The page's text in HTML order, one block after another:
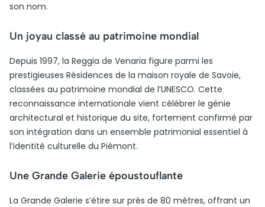
son nom.
Un joyau classé au patrimoine mondial
Depuis 1997, la Reggia de Venaria figure parmi les
prestigieuses Résidences de la maison royale de Savoie,
classées au patrimoine mondial de l’UNESCO. Cette
reconnaissance internationale vient célébrer le génie
architectural et historique du site, fortement confirmé par
son intégration dans un ensemble patrimonial essentiel à
l’identité culturelle du Piémont.
Une Grande Galerie époustouflante
La Grande Galerie s’étire sur près de 80 mètres, offrant un